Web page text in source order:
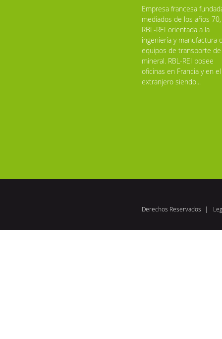
Empresa francesa
mediados de los años 70,
RBL-REI orientada a la
ingeniería y manufactura
equipos de transporte de
mineral. RBL-REI posee
oficinas en Francia y en el
extranjero siendo...
Derechos Reservados